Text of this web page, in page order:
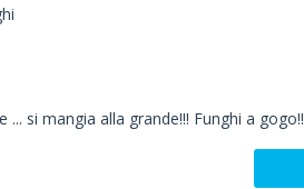
si mangia alla grande!!! Funghi a gogo!!